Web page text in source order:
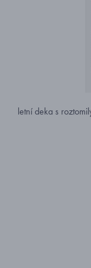
letní deka s